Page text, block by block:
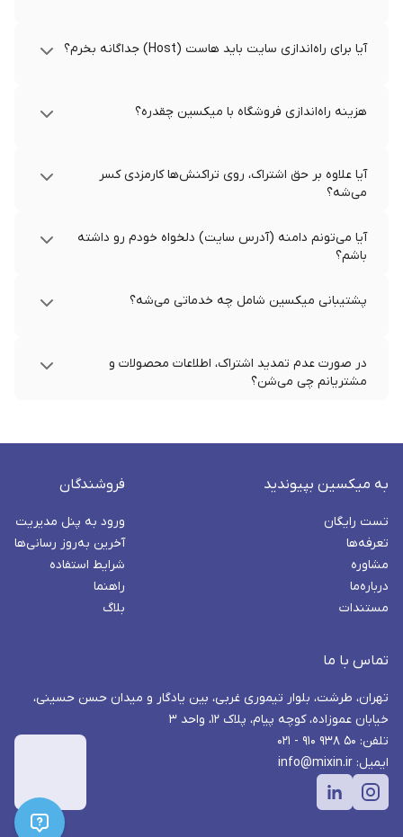
آیا برای راه‌اندازی سایت باید هاست (Host) جداگانه بخرم؟
هزینه راه‌اندازی فروشگاه با میکسین چقدره؟
آیا علاوه بر حق اشتراک، روی تراکنش‌ها کارمزدی کسر
می‌شه؟
آیا می‌تونم دامنه (آدرس سایت) دلخواه خودم رو داشته
باشم؟
پشتیبانی میکسین شامل چه خدماتی می‌شه؟
در صورت عدم تمدید اشتراک، اطلاعات محصولات و
مشتریانم چی می‌شن؟
به میکسین بپیوندید
تست رایگان
تعرفه‌ها
مشاوره
درباره‌ما
مستندات
فروشندگان
ورود به پنل مدیریت
آخرین به‌روز رسانی‌ها
شرایط استفاده
راهنما
بلاگ
تماس با ما
تهران، طرشت، بلوار تیموری غربی، بین یادگار و میدان حسن حسینی،
خیابان عموزاده، کوچه پیام، پلاک ۱۲، واحد ۳
تلفن: ۵۰ ۹۳۸ ۹۱۰ - ۰۲۱
ایمیل: info@mixin.ir